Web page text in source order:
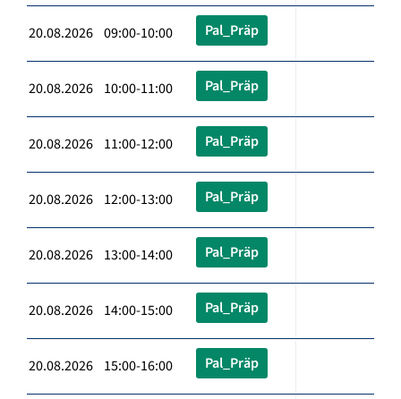
20.08.2026 09:00-10:00 Pal_Präp
20.08.2026 10:00-11:00 Pal_Präp
20.08.2026 11:00-12:00 Pal_Präp
20.08.2026 12:00-13:00 Pal_Präp
20.08.2026 13:00-14:00 Pal_Präp
20.08.2026 14:00-15:00 Pal_Präp
20.08.2026 15:00-16:00 Pal_Präp